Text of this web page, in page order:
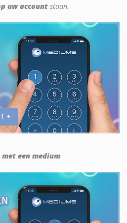
uw account staan.
+
een medium